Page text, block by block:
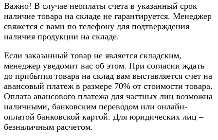
Важно! В случае неоплаты счета в указанный срок
наличие товара на складе не гарантируется. Менеджер
свяжется с вами по телефону для подтверждения
наличия продукции на складе.
Если заказанный товар не является складским,
менеджер уведомит вас об этом. При согласии ждать
до прибытия товара на склад вам выставляется счет на
авансовый платеж в размере 70% от стоимости товара.
Оплата авансового платежа для частных лиц возможна
наличными, банковским переводом или онлайн-
оплатой банковской картой. Для юридических лиц –
безналичным расчетом.